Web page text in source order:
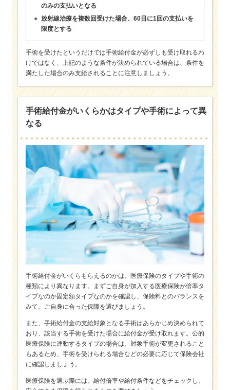
のみの支払いとなる
放射線治療を複数回受けた場合、60日に1回の支払いを
限度とする
手術を受けたというだけでは手術給付金が必ずしも受け取れるわ
けではなく、上記のような条件が決められている場合は、条件を
満たした場合のみ支給されることに注意しましょう。
手術給付金がいくらかはタイプや手術によって異
なる
手術給付金がいくらもらえるのかは、医療保険のタイプや手術の
種類により異なります。まずご自身が加入する医療保険が倍率タ
イプなのか固定額タイプなのかを確認し、保険料とのバランスを
みて、ご自身に合った保障を選びましょう。
また、手術給付金の支給対象となる手術はあらかじめ決められて
おり、該当する手術を受けた場合に給付金が受け取れます。公的
医療保険に連動するタイプの場合は、対象手術が変更されること
もあるため、手術を受けられる場合などの必要に応じて保険会社
に確認しましょう。
医療保険を選ぶ際には、給付倍率や給付条件などをチェックし、